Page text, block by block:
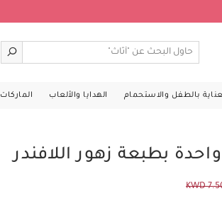
بالطفل والاستحمام الهدايا والألعاب الماركات
بطبعة زهور اللافندر
KWD